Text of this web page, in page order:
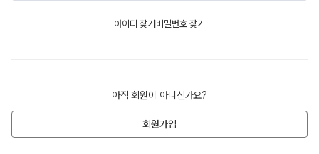
아이디 찾기 비밀번호 찾기
아직 회원이 아니신가요?
회원가입